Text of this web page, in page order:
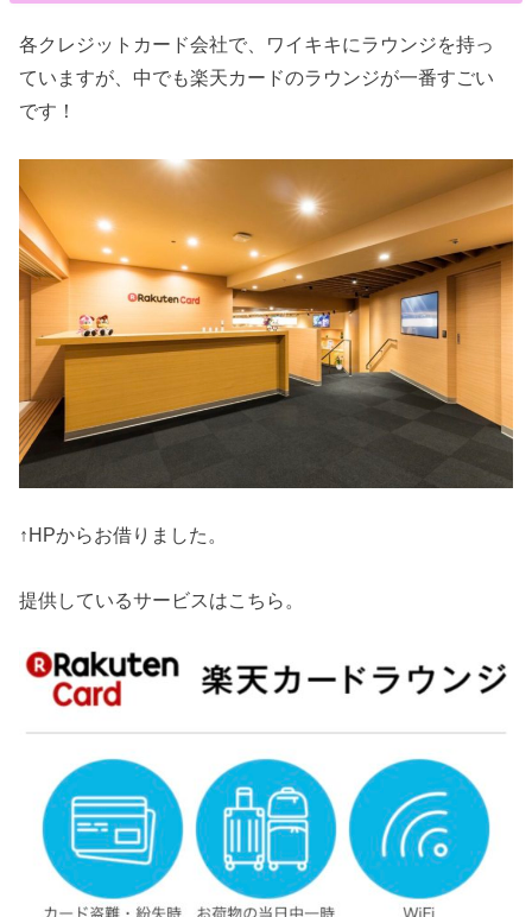
各クレジットカード会社で、ワイキキにラウンジを持っ
ていますが、中でも楽天カードのラウンジが一番すごい
です！
↑HPからお借りました。
提供しているサービスはこちら。